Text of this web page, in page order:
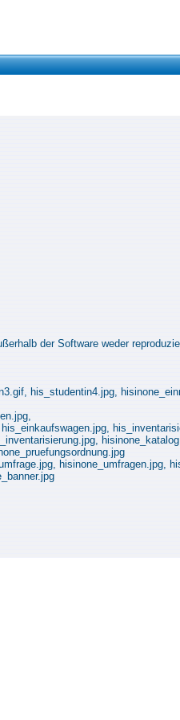
der Software weder
his_studentin4.jpg,
hisinone_umfragen.jpg,